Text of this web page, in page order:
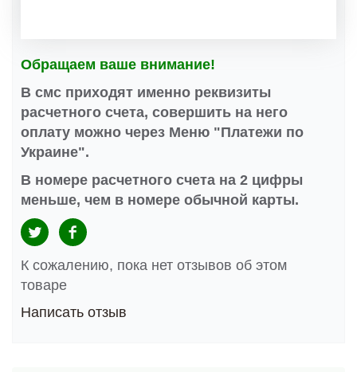
Обращаем ваше внимание!
В смс приходят именно реквизиты
расчетного счета, совершить на него
оплату можно через Меню "Платежи по
Украине".
В номере расчетного счета на 2 цифры
меньше, чем в номере обычной карты.
К сожалению, пока нет отзывов об этом
товаре
Написать отзыв